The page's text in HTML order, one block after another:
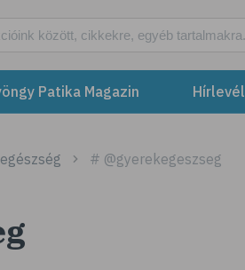
Patika Magazin Hírlevél
# @gyerekegeszseg